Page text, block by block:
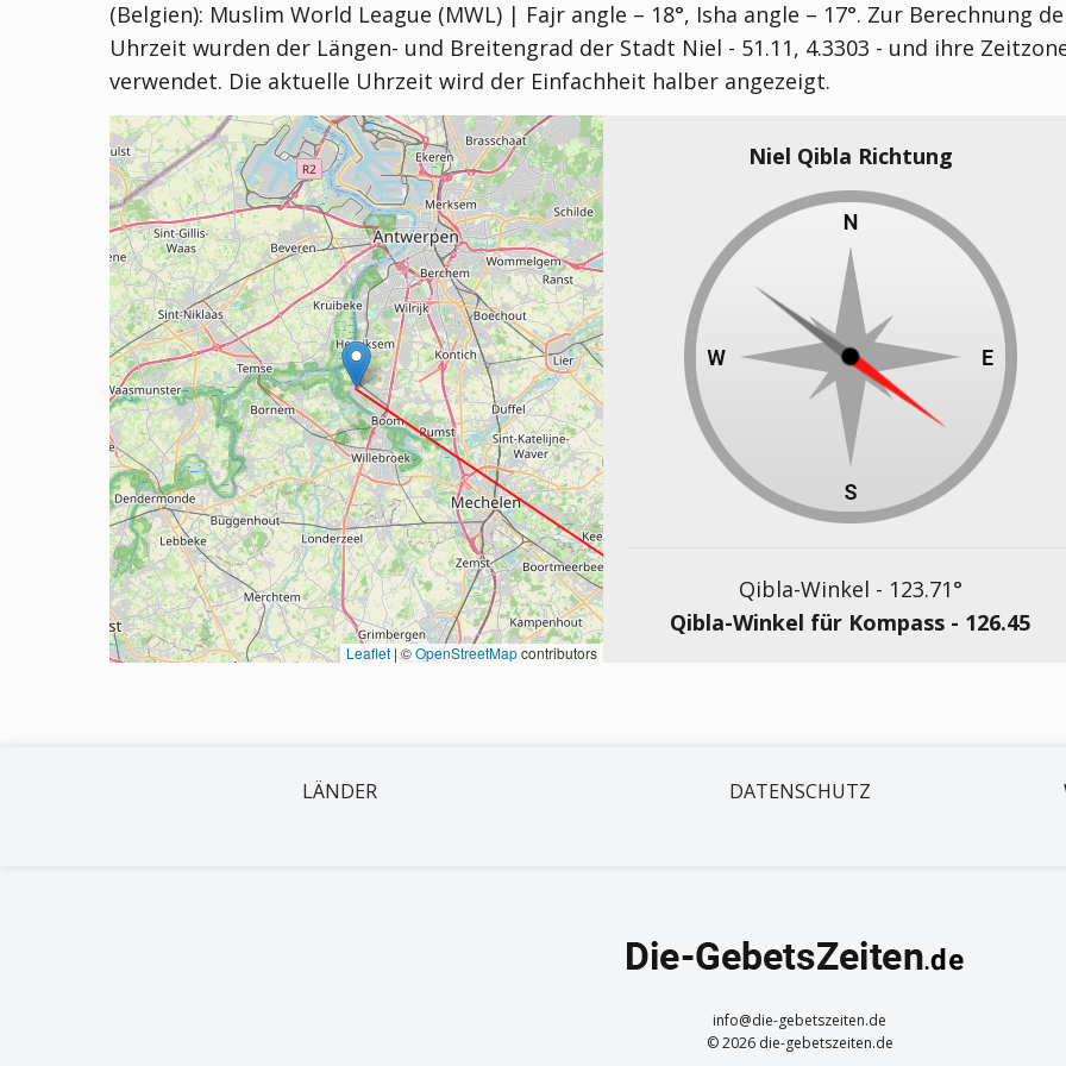
(Belgien): Muslim World League (MWL) | Fajr angle – 18°, Isha angle – 17°. Zur Berechnung
Uhrzeit wurden der Längen- und Breitengrad der Stadt Niel - 51.11, 4.3303 - und ihre
verwendet. Die aktuelle Uhrzeit wird der Einfachheit halber angezeigt.
Leaflet|©OpenStreetMapcontributors
Niel Qibla Richtung
Qibla-Winkel - 123.71°
Qibla-Winkel für Kompass - 126.45
LÄNDER DATENSCHUTZ
info@die-gebetszeiten.de
© 2026 die-gebetszeiten.de